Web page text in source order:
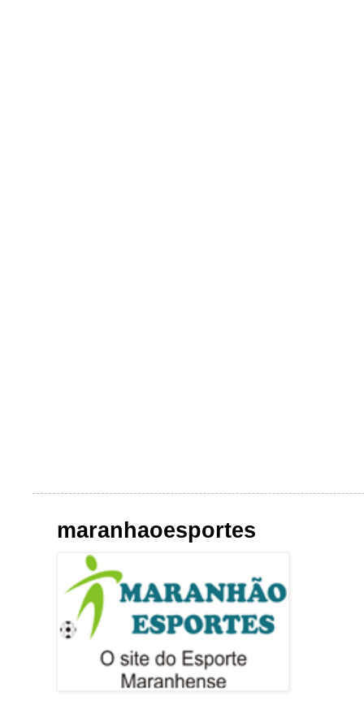
maranhaoesportes